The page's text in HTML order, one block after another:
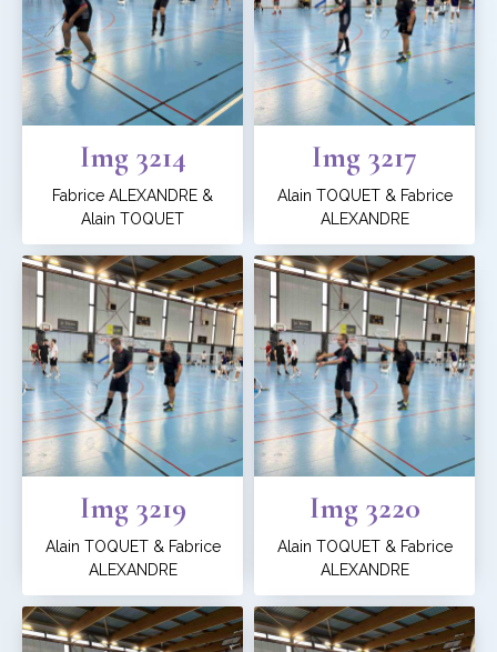
Img 3214
Fabrice ALEXANDRE &
Alain TOQUET
Img 3217
Alain TOQUET & Fabrice
ALEXANDRE
Img 3219
Alain TOQUET & Fabrice
ALEXANDRE
Img 3220
Alain TOQUET & Fabrice
ALEXANDRE